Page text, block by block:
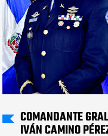
COMANDANTE
IVÁN CAMINO